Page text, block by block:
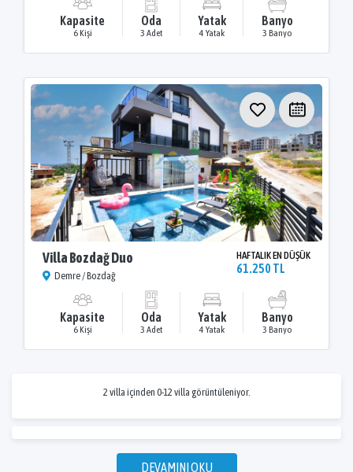
Kapasite
6 Kişi
Oda
3 Adet
Yatak
4 Yatak
Banyo
3 Banyo
Villa Bozdağ Duo
Demre / Bozdağ
HAFTALIK EN DÜŞÜK
61.250 TL
Kapasite
6 Kişi
Oda
3 Adet
Yatak
4 Yatak
Banyo
3 Banyo
2 villa içinden 0-12 villa görüntüleniyor.
DEVAMINI OKU